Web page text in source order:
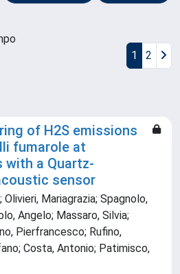
1 2
of H2S emissions
fumarole at
with a Quartz-
sensor
Mariagrazia; Spagnolo,
Angelo; Massaro, Silvia;
Pierfrancesco; Rufino,
Costa, Antonio; Patimisco,